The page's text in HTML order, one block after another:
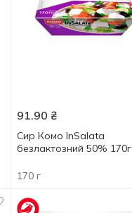
91.90 ₴
Сир Комо InSalata
безлактозний 50% 170г
170 г